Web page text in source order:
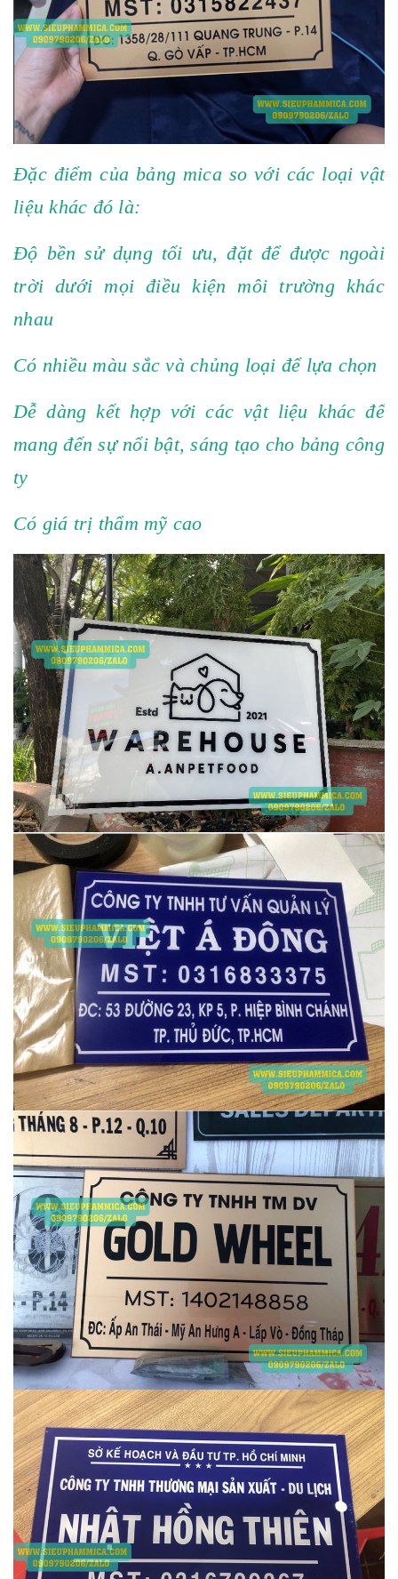
Đặc điểm của bảng mica so với các loại vật
liệu khác đó là:
Độ bền sử dụng tối ưu, đặt để được ngoài
trời dưới mọi điều kiện môi trường khác
nhau
Có nhiều màu sắc và chủng loại để lựa chọn
Dễ dàng kết hợp với các vật liệu khác để
mang đến sự nổi bật, sáng tạo cho bảng công
ty
Có giá trị thẩm mỹ cao